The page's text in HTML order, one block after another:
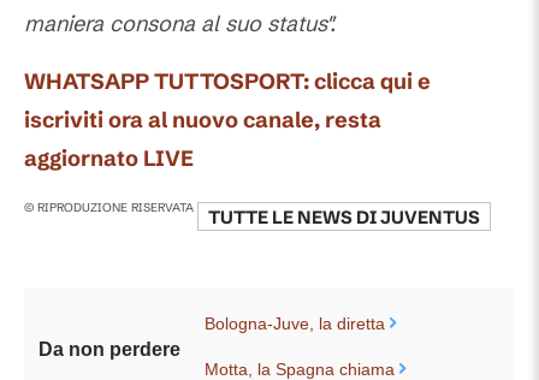
maniera consona al suo status".
WHATSAPP TUTTOSPORT: clicca qui e
iscriviti ora al nuovo canale, resta
aggiornato LIVE
© RIPRODUZIONE RISERVATA TUTTE LE NEWS DIJUVENTUS
Da non perdere
Bologna-Juve, la diretta
Motta, la Spagna chiama